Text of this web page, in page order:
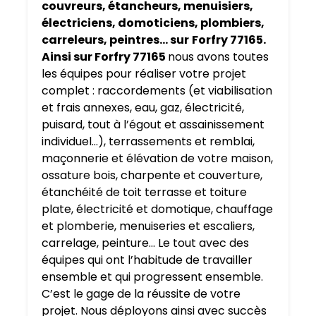
couvreurs, étancheurs, menuisiers,
électriciens, domoticiens, plombiers,
carreleurs, peintres… sur Forfry 77165.
Ainsi sur Forfry 77165 nous avons toutes
les équipes pour réaliser votre projet
complet : raccordements (et viabilisation
et frais annexes, eau, gaz, électricité,
puisard, tout à l’égout et assainissement
individuel…), terrassements et remblai,
maçonnerie et élévation de votre maison,
ossature bois, charpente et couverture,
étanchéité de toit terrasse et toiture
plate, électricité et domotique, chauffage
et plomberie, menuiseries et escaliers,
carrelage, peinture… Le tout avec des
équipes qui ont l’habitude de travailler
ensemble et qui progressent ensemble.
C’est le gage de la réussite de votre
projet. Nous déployons ainsi avec succès